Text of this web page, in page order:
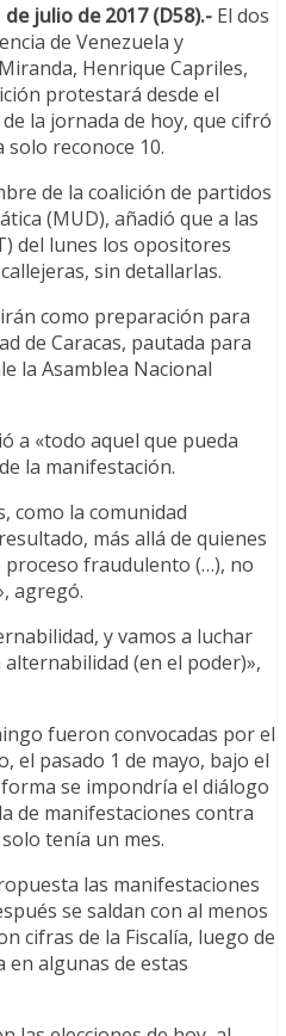
de julio de 2017 (D58).- El dos
de Venezuela y
Henrique Capriles,
protestará desde el
la jornada de hoy, que cifró
solo reconoce 10.
de la coalición de partidos
(MUD), añadió que a las
del lunes los opositores
sin detallarlas.
como preparación para
de Caracas, pautada para
la Asamblea Nacional
a «todo aquel que pueda
la manifestación.
como la comunidad
más allá de quienes
proceso fraudulento (…), no
agregó.
y vamos a luchar
(en el poder)»,
fueron convocadas por el
el pasado 1 de mayo, bajo el
se impondría el diálogo
de manifestaciones contra
tenía un mes.
las manifestaciones
se saldan con al menos
cifras de la Fiscalía, luego de
en algunas de estas